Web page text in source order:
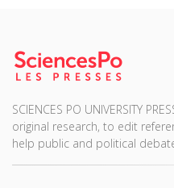
SCIENCES PO UNIVERSITY
original research, to edit
help public and political